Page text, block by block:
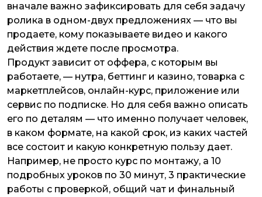
вначале важно зафиксировать для себя задачу
ролика в одном-двух предложениях — что вы
продаете, кому показываете видео и какого
действия ждете после просмотра.
Продукт зависит от оффера, с которым вы
работаете, — нутра, беттинг и казино, товарка с
маркетплейсов, онлайн-курс, приложение или
сервис по подписке. Но для себя важно описать
его по деталям — что именно получает человек,
в каком формате, на какой срок, из каких частей
все состоит и какую конкретную пользу дает.
Например, не просто курс по монтажу, а 10
подробных уроков по 30 минут, 3 практические
работы с проверкой, общий чат и финальный